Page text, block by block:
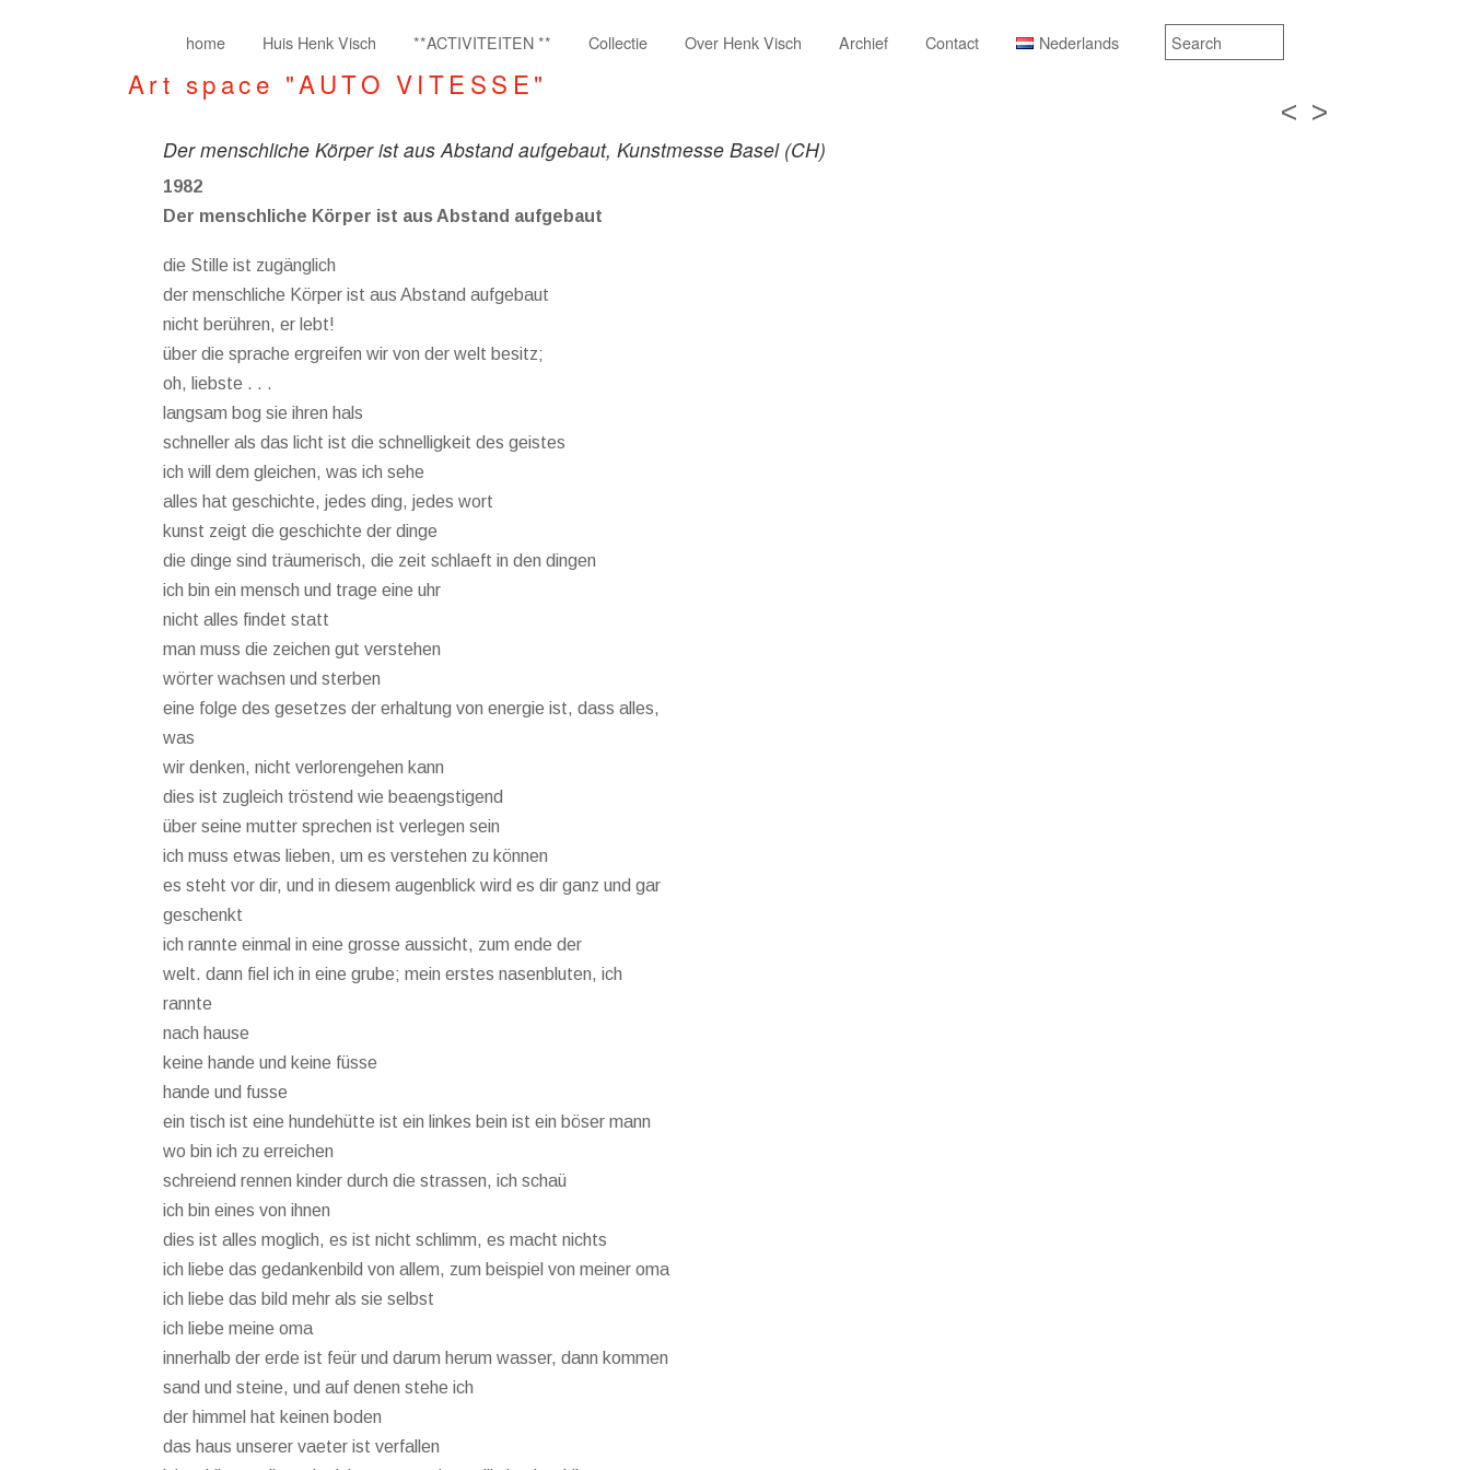
home Huis Henk Visch **ACTIVITEITEN ** Collectie Over Henk Visch Archief Contact Nederlands
Art space "AUTO VITESSE"
>
<
Der menschliche Körper ist aus Abstand aufgebaut, Kunstmesse Basel (CH)
1982
Der menschliche Körper ist aus Abstand aufgebaut
die Stille ist zugänglich
der menschliche Körper ist aus Abstand aufgebaut
nicht berühren, er lebt!
über die sprache ergreifen wir von der welt besitz;
oh, liebste . . .
langsam bog sie ihren hals
schneller als das licht ist die schnelligkeit des geistes
ich will dem gleichen, was ich sehe
alles hat geschichte, jedes ding, jedes wort
kunst zeigt die geschichte der dinge
die dinge sind träumerisch, die zeit schlaeft in den dingen
ich bin ein mensch und trage eine uhr
nicht alles findet statt
man muss die zeichen gut verstehen
wörter wachsen und sterben
eine folge des gesetzes der erhaltung von energie ist, dass alles,
was
wir denken, nicht verlorengehen kann
dies ist zugleich tröstend wie beaengstigend
über seine mutter sprechen ist verlegen sein
ich muss etwas lieben, um es verstehen zu können
es steht vor dir, und in diesem augenblick wird es dir ganz und gar
geschenkt
ich rannte einmal in eine grosse aussicht, zum ende der
welt. dann fiel ich in eine grube; mein erstes nasenbluten, ich
rannte
nach hause
keine hande und keine füsse
hande und fusse
ein tisch ist eine hundehütte ist ein linkes bein ist ein böser mann
wo bin ich zu erreichen
schreiend rennen kinder durch die strassen, ich schaü
ich bin eines von ihnen
dies ist alles moglich, es ist nicht schlimm, es macht nichts
ich liebe das gedankenbild von allem, zum beispiel von meiner oma
ich liebe das bild mehr als sie selbst
ich liebe meine oma
innerhalb der erde ist feür und darum herum wasser, dann kommen
sand und steine, und auf denen stehe ich
der himmel hat keinen boden
das haus unserer vaeter ist verfallen